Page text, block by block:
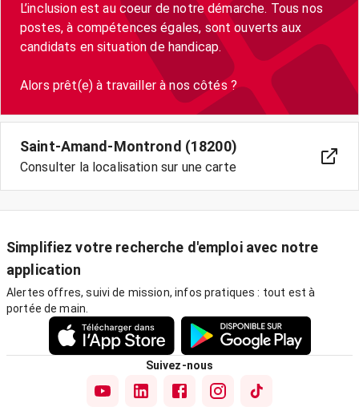
L’inclusion est au coeur de notre démarche. Tous nos
postes, à compétences égales, sont ouverts aux
candidats en situation de handicap.
Alors prêt(e) à travailler à nos côtés ?
Saint-Amand-Montrond (18200)
Consulter la localisation sur une carte
Simplifiez votre recherche d'emploi avec notre
application
Alertes offres, suivi de mission, infos pratiques : tout est à
portée de main.
Suivez-nous